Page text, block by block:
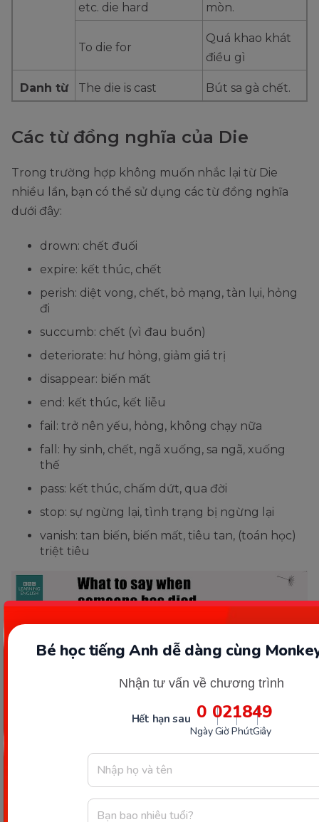
Bé học tiếng Anh dễ dàng cùng
Nhận tư vấn về chương trình
Hết hạn sau 0
Ngày
02
Giờ
18
Phút
48
Giây
etc. die hard
mòn.
To die for
Quá khao khát
điều gì
Danh từ The die is cast Bút sa gà chết.
Các từ đồng nghĩa của Die
Trong trường hợp không muốn nhắc lại từ Die
nhiều lần, bạn có thể sử dụng các từ đồng nghĩa
dưới đây:
drown: chết đuối
expire: kết thúc, chết
perish: diệt vong, chết, bỏ mạng, tàn lụi, hỏng
đi
succumb: chết (vì đau buồn)
deteriorate: hư hỏng, giảm giá trị
disappear: biến mất
end: kết thúc, kết liễu
fail: trở nên yếu, hỏng, không chạy nữa
fall: hy sinh, chết, ngã xuống, sa ngã, xuống
thế
pass: kết thúc, chấm dứt, qua đời
stop: sự ngừng lại, tình trạng bị ngừng lại
vanish: tan biến, biến mất, tiêu tan, (toán học)
triệt tiêu
Cách nhóm từ liên quan đến Die. (Ảnh: BBC)
Các từ trái nghĩa của Die